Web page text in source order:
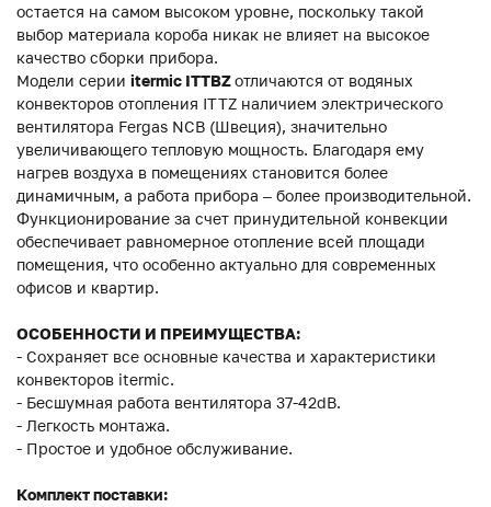
остается на самом высоком уровне, поскольку такой
выбор материала короба никак не влияет на высокое
качество сборки прибора.
Модели серии itermic ITTBZотличаются от водяных
конвекторов отопления ITTZ наличием электрического
вентилятора Fergas NCB (Швеция), значительно
увеличивающего тепловую мощность. Благодаря ему
нагрев воздуха в помещениях становится более
динамичным, а работа прибора – более производительной.
Функционирование за счет принудительной конвекции
обеспечивает равномерное отопление всей площади
помещения, что особенно актуально для современных
офисов и квартир.
ОСОБЕННОСТИ И ПРЕИМУЩЕСТВА:
- Сохраняет все основные качества и характеристики
конвекторов itermic.
- Бесшумная работа вентилятора 37-42dB.
- Легкость монтажа.
- Простое и удобное обслуживание.
Комплект поставки: